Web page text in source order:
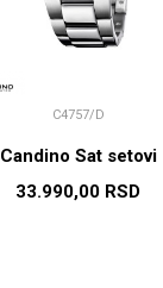
C4757/D
Candino Sat setovi
33.990,00 RSD